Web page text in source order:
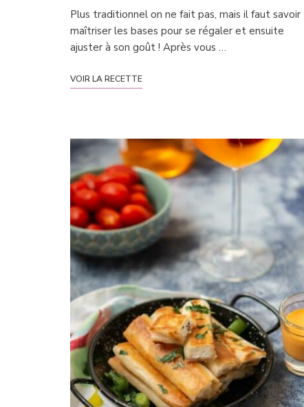
Plus traditionnel on ne fait pas, mais il faut savoir
maîtriser les bases pour se régaler et ensuite
ajuster à son goût ! Après vous …
VOIR LA RECETTE